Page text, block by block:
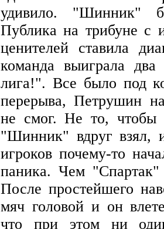
удивило. "Шинник"
Публика на трибуне с
ценителей ставила
команда выиграла
лига!". Все было под
перерыва, Петрушин
не смог. Не то, чтобы
"Шинник" вдруг взял,
игроков почему-то
паника. Чем "Спартак"
После простейшего
мяч головой и он
что при этом ни